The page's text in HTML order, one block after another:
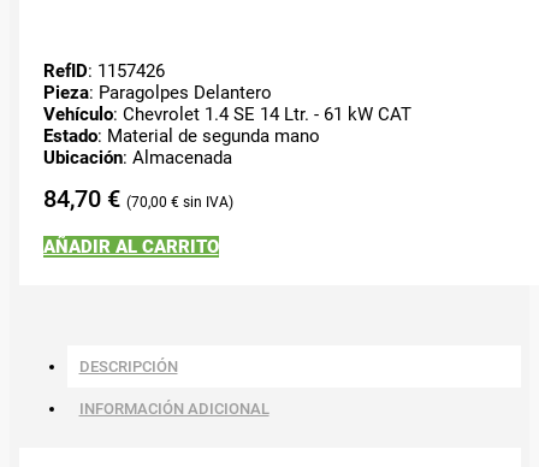
RefID: 1157426
Pieza: Paragolpes Delantero
Vehículo: Chevrolet 1.4 SE 14 Ltr. - 61 kW CAT
Estado: Material de segunda mano
Ubicación: Almacenada
84,70 € 70,00 €
AÑADIR AL CARRITO
DESCRIPCIÓN
INFORMACIÓN ADICIONAL